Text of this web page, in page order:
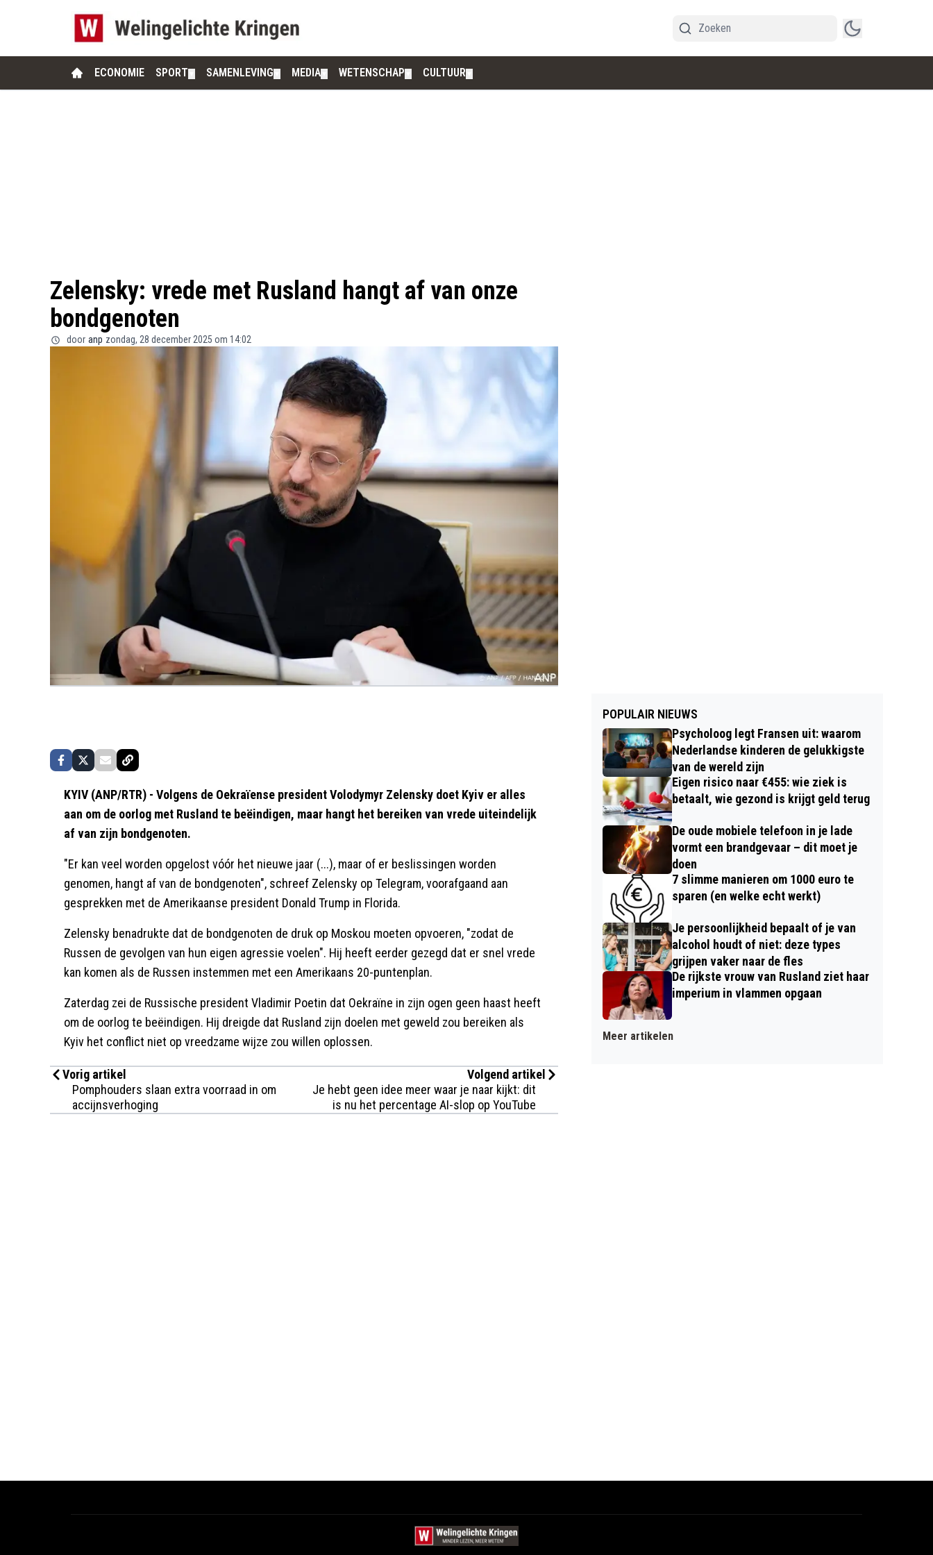
ECONOMIE SPORT SAMENLEVING MEDIA WETENSCHAP CULTUUR
Zelensky: vrede met Rusland hangt af van onze
bondgenoten
door anp zondag, 28 december 2025 om 14:02
KYIV (ANP/RTR) - Volgens de Oekraïense president Volodymyr Zelensky doet Kyiv er alles
aan om de oorlog met Rusland te beëindigen, maar hangt het bereiken van vrede uiteindelijk
af van zijn bondgenoten.
"Er kan veel worden opgelost vóór het nieuwe jaar (...), maar of er beslissingen worden
genomen, hangt af van de bondgenoten", schreef Zelensky op Telegram, voorafgaand aan
gesprekken met de Amerikaanse president Donald Trump in Florida.
Zelensky benadrukte dat de bondgenoten de druk op Moskou moeten opvoeren, "zodat de
Russen de gevolgen van hun eigen agressie voelen". Hij heeft eerder gezegd dat er snel vrede
kan komen als de Russen instemmen met een Amerikaans 20-puntenplan.
Zaterdag zei de Russische president Vladimir Poetin dat Oekraïne in zijn ogen geen haast heeft
om de oorlog te beëindigen. Hij dreigde dat Rusland zijn doelen met geweld zou bereiken als
Kyiv het conflict niet op vreedzame wijze zou willen oplossen.
Vorig artikel
Pomphouders slaan extra voorraad in om
accijnsverhoging
Volgend artikel
Je hebt geen idee meer waar je naar kijkt: dit
is nu het percentage AI-slop op YouTube
POPULAIR NIEUWS
Psycholoog legt Fransen uit: waarom
Nederlandse kinderen de gelukkigste
van de wereld zijn
Eigen risico naar €455: wie ziek is
betaalt, wie gezond is krijgt geld terug
De oude mobiele telefoon in je lade
vormt een brandgevaar – dit moet je
doen
7 slimme manieren om 1000 euro te
sparen (en welke echt werkt)
Je persoonlijkheid bepaalt of je van
alcohol houdt of niet: deze types
grijpen vaker naar de fles
De rijkste vrouw van Rusland ziet haar
imperium in vlammen opgaan
Meer artikelen